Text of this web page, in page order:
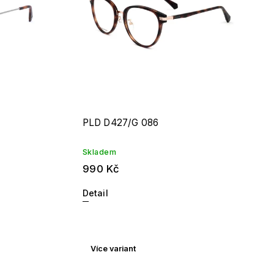
PLD D427/G 086
Skladem
990 Kč
Detail
Více variant